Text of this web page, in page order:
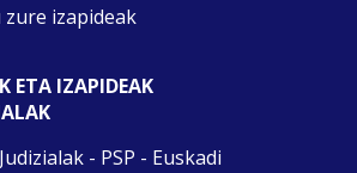
izapideak
ETA IZAPIDEAK
- PSP - Euskadi